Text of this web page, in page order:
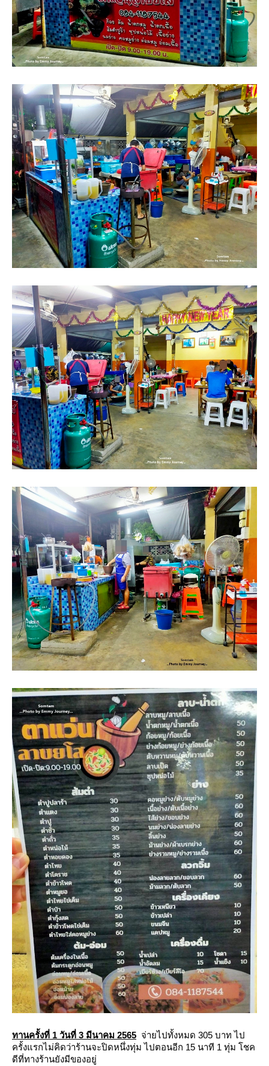
ทานครั้งที่ 1 วันที่ 3 มีนาคม 2565 จ่ายไปทั้งหมด 305 บาท ไป
ครั้งแรกไม่คิดว่าร้านจะปิดหนึ่งทุ่ม ไปตอนอีก 15 นาที 1 ทุ่ม โชค
ดีที่ทางร้านยังมีของอยู่